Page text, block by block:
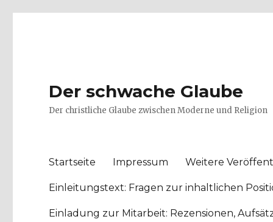
Der schwache Glaube
Der christliche Glaube zwischen Moderne und Religion
Startseite Impressum Weitere
Einleitungstext: Fragen zur inhaltlichen
Einladung zur Mitarbeit: Rezensionen,